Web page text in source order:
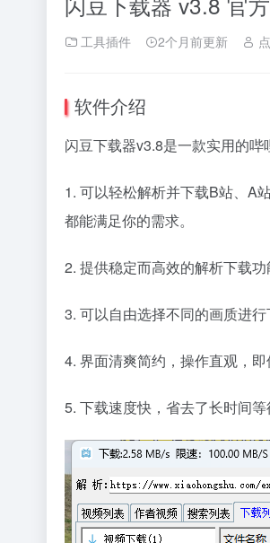
工具插件 2个月前更新
软件介绍
闪豆下载器v3.8是一款实用的
1. 可以轻松解析并下载B站、A
都能满足你的需求。
2. 提供稳定而高效的解析下载
3. 可以自由选择不同的画质进
4. 界面清爽简约，操作直观，
5. 下载速度快，省去了长时间等